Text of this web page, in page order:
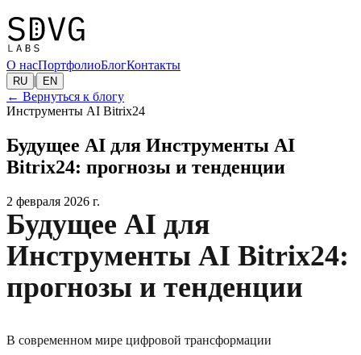
О насПортфолиоБлогКонтакты
RU | EN
← Вернуться к блогу
Инструменты AI Bitrix24
Будущее AI для Инструменты AI
Bitrix24: прогнозы и тенденции
2 февраля 2026 г.
Будущее AI для
Инструменты AI Bitrix24:
прогнозы и тенденции
В современном мире цифровой трансформации